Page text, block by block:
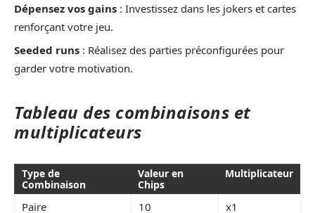
Dépensez vos gains : Investissez dans les jokers et cartes
renforçant votre jeu.
Seeded runs : Réalisez des parties préconfigurées pour
garder votre motivation.
Tableau des combinaisons et
multiplicateurs
Type de
Combinaison
Valeur en
Chips
Multiplicateur
Paire 10
x1